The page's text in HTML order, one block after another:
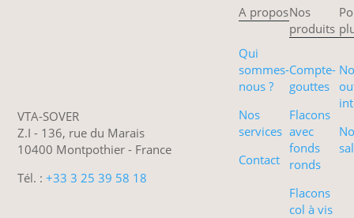
VTA-SOVER
Z.I - 136, rue du Marais
10400 Montpothier - France
Tél. :+33 3 25 39 58 18
A propos
Qui
sommes-
nous ?
Nos
services
Contact
Nos
produits
Compte-
gouttes
Flacons
avec
fonds
ronds
Flacons
col à vis